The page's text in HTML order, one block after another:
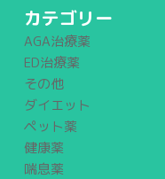
カテゴリー
AGA治療薬
ED治療薬
その他
ダイエット
ペット薬
健康薬
喘息薬